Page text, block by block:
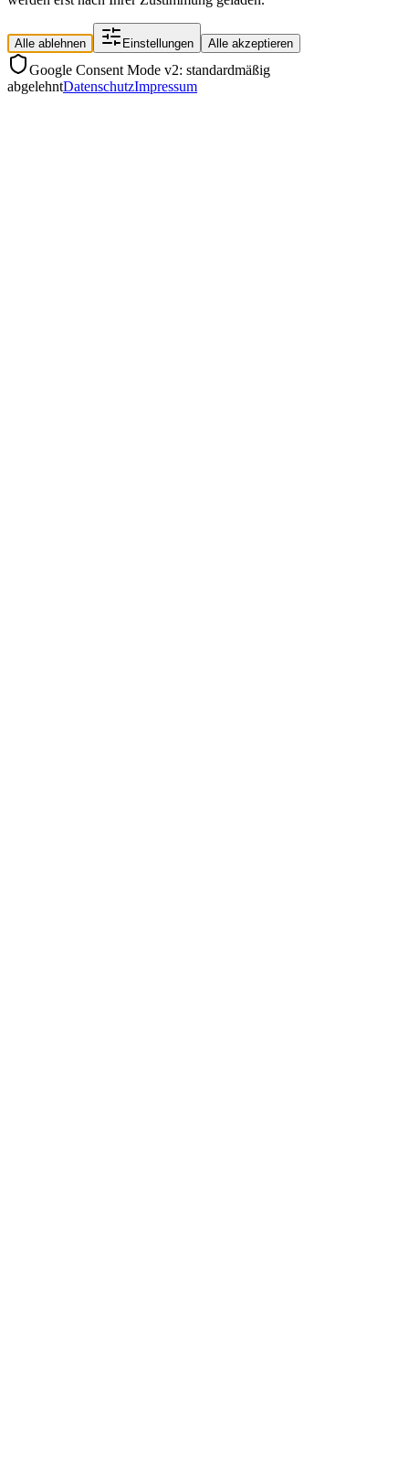
Alle ablehnen Einstellungen Alle akzeptieren
Google Consent Mode v2: standardmäßig
abgelehntDatenschutzImpressum